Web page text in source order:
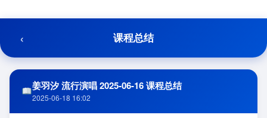
至
容
‹ 课程总结
姜羽汐 流行演唱 2025-06-16 课程总结
2025-06-18 16:02